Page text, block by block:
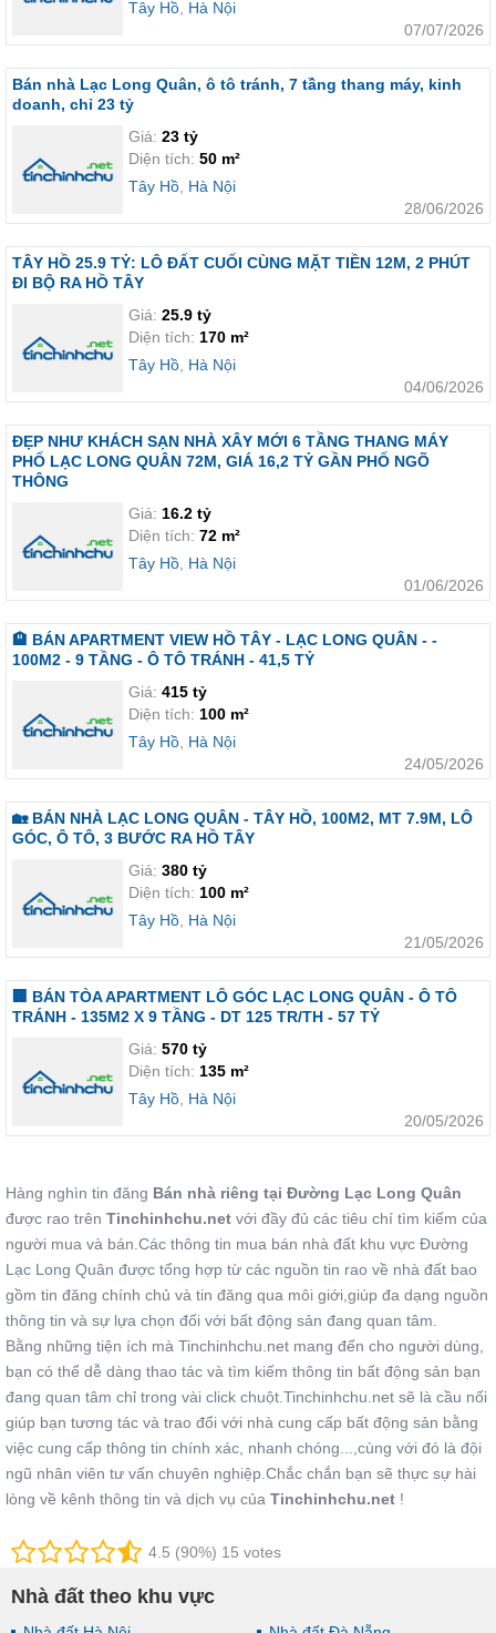
Tây Hồ Hà Nội
07/07/2026
Bán nhà Lạc Long Quân, ô tô tránh, 7 tầng thang máy, kinh
doanh, chỉ 23 tỷ
Giá: 23 tỷ
Diện tích: 50 m²
Tây Hồ Hà Nội
28/06/2026
TÂY HỒ 25.9 TỶ: LÔ ĐẤT CUỐI CÙNG MẶT TIỀN 12M, 2 PHÚT
ĐI BỘ RA HỒ TÂY
Giá: 25.9 tỷ
Diện tích: 170 m²
Tây Hồ Hà Nội
04/06/2026
ĐẸP NHƯ KHÁCH SẠN NHÀ XÂY MỚI 6 TẦNG THANG MÁY
PHỐ LẠC LONG QUÂN 72M, GIÁ 16,2 TỶ GẦN PHỐ NGÕ
THÔNG
Giá: 16.2 tỷ
Diện tích: 72 m²
Tây Hồ Hà Nội
01/06/2026
🏨 BÁN APARTMENT VIEW HỒ TÂY - LẠC LONG QUÂN - -
100M2 - 9 TẦNG - Ô TÔ TRÁNH - 41,5 TỶ
Giá: 415 tỷ
Diện tích: 100 m²
Tây Hồ Hà Nội
24/05/2026
🏡 BÁN NHÀ LẠC LONG QUÂN - TÂY HỒ, 100M2, MT 7.9M, LÔ
GÓC, Ô TÔ, 3 BƯỚC RA HỒ TÂY
Giá: 380 tỷ
Diện tích: 100 m²
Tây Hồ Hà Nội
21/05/2026
🏢 BÁN TÒA APARTMENT LÔ GÓC LẠC LONG QUÂN - Ô TÔ
TRÁNH - 135M2 X 9 TẦNG - DT 125 TR/TH - 57 TỶ
Giá: 570 tỷ
Diện tích: 135 m²
Tây Hồ Hà Nội
20/05/2026
Hàng nghìn tin đăng Bán nhà riêng tại Đường Lạc Long Quân
được rao trên Tinchinhchu.net với đầy đủ các tiêu chí tìm kiếm của
người mua và bán.Các thông tin mua bán nhà đất khu vực Đường
Lạc Long Quân được tổng hợp từ các nguồn tin rao về nhà đất bao
gồm tin đăng chính chủ và tin đăng qua môi giới,giúp đa dạng nguồn
thông tin và sự lựa chọn đối với bất động sản đang quan tâm.
Bằng những tiện ích mà Tinchinhchu.net mang đến cho người dùng,
bạn có thể dễ dàng thao tác và tìm kiếm thông tin bất động sản bạn
đang quan tâm chỉ trong vài click chuột.Tinchinhchu.net sẽ là cầu nối
giúp bạn tương tác và trao đổi với nhà cung cấp bất động sản bằng
việc cung cấp thông tin chính xác, nhanh chóng...,cùng với đó là đội
ngũ nhân viên tư vấn chuyên nghiệp.Chắc chắn bạn sẽ thực sự hài
lòng về kênh thông tin và dịch vụ của Tinchinhchu.net !
4.5 (90%) 15 votes
Nhà đất theo khu vực